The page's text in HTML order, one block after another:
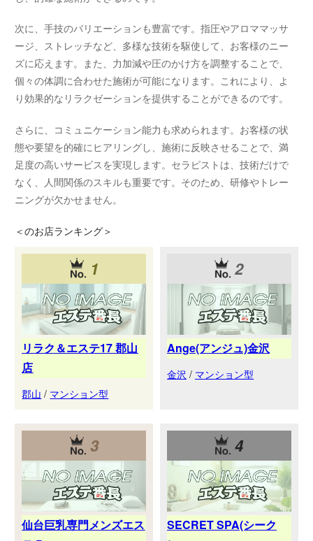
次に、手技のバリエーションも豊富です。指圧やアロママッサ
ージ、ストレッチなど、多様な技術を駆使して、お客様のニー
ズに応えます。また、力加減や圧のかけ方を調整することで、
個々の体調に合わせた施術が可能になります。これにより、よ
り効果的なリラクゼーションを提供することができるのです。
さらに、コミュニケーション能力も求められます。お客様の状
態や要望を的確にヒアリングし、施術に反映させることで、満
足度の高いサービスを実現します。セラピストは、技術だけで
なく、人間関係のスキルも重要です。そのため、研修やトレー
ニングが欠かせません。
＜のお店ランキング＞
1
リラク＆エステ17 郡山
店
郡山 / マンション型
2
Ange(アンジュ)金沢
金沢 / マンション型
3
仙台巨乳専門メンズエス
4
SECRET SPA(シーク